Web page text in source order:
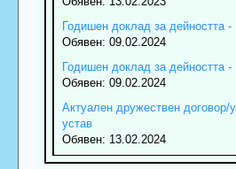
Годишен доклад за дейността -
Обявен: 09.02.2024
Годишен доклад за дейността -
Обявен: 09.02.2024
Актуален дружествен договор/
устав
Обявен: 13.02.2024